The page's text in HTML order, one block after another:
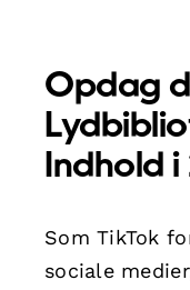
Opdag
Indhold
Som TikTok
sociale